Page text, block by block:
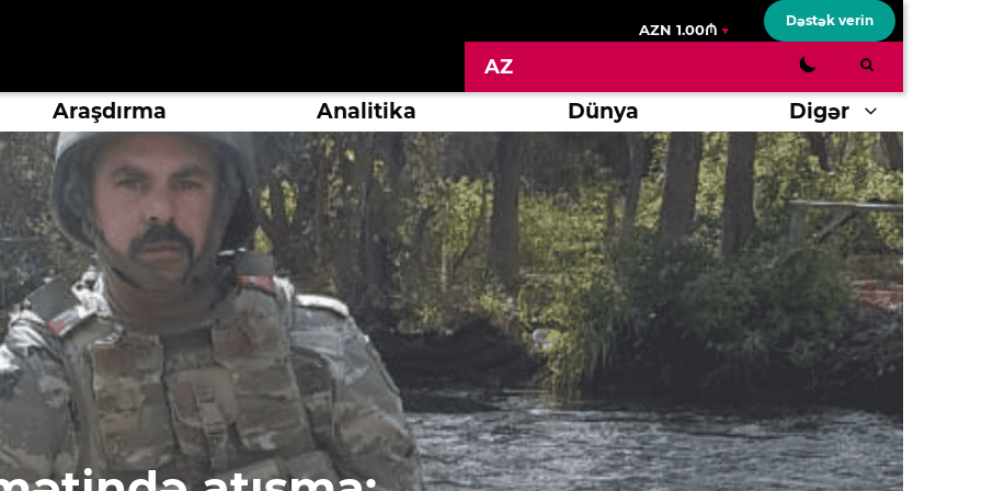
AZN 1.00₼
Dəstək verin
AZ
Araşdırma Analitika Dünya Digər